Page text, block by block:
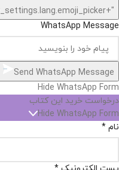
"+chaty_settings.lang.emoji_picker+"
WhatsApp Message
Send WhatsApp Message
Hide WhatsApp Form
درخواست خرید این کتاب
Hide WhatsApp Form
نام *